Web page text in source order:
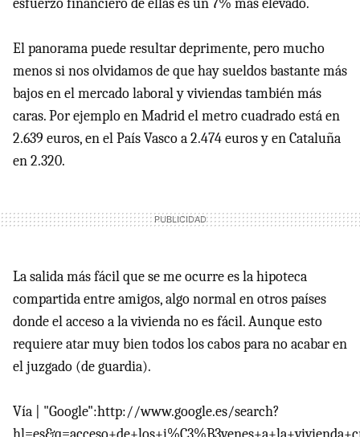
esfuerzo financiero de ellas es un 7% más elevado.
El panorama puede resultar deprimente, pero mucho
menos si nos olvidamos de que hay sueldos bastante más
bajos en el mercado laboral y viviendas también más
caras. Por ejemplo en Madrid el metro cuadrado está en
2.639 euros, en el País Vasco a 2.474 euros y en Cataluña
en 2.320.
La salida más fácil que se me ocurre es la hipoteca
compartida entre amigos, algo normal en otros países
donde el acceso a la vivienda no es fácil. Aunque esto
requiere atar muy bien todos los cabos para no acabar en
el juzgado (de guardia).
Vía | "Google":http://www.google.es/search?